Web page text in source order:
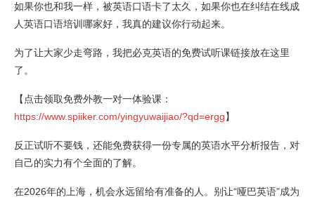
如果你也和我一样，被英语口语卡了太久，如果你也在纠结在线成
人英语口语培训哪家好，我真的建议你行动起来。
为了让大家少走弯路，我把必克英语的免费试听课链接放在这里
了。
【点击领取免费外教一对一体验课：
https://www.spiiker.com/yingyuwaijiao/?qd=ergg】
反正试听不要钱，还能免费获得一份专属的英语水平分析报告，对
自己的实力有个全面的了解。
在2026年的上海，机会永远留给有准备的人。别让“哑巴英语”成为